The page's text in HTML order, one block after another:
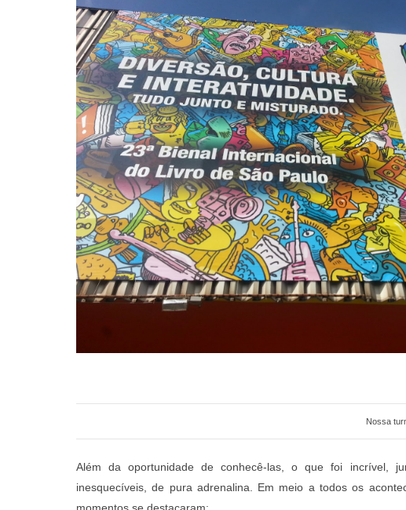
Nossa
Além da oportunidade de conhecê-las, o que foi incrível,
inesquecíveis, de pura adrenalina. Em meio a todos os